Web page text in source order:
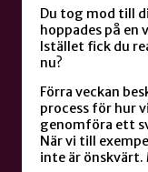
Du tog mod till
hoppades på en
Istället fick du
nu?
Förra veckan
process för hur
genomföra ett
När vi till
inte är önskvärt.